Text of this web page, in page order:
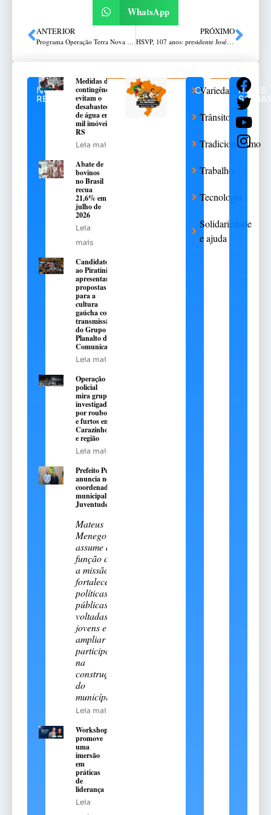
WhatsApp
ANTERIOR
Programa Operação Terra Nova é apresentado em Passo Fundo
PRÓXIMO
HSVP, 107 anos: presidente José Miguel Rodrigues da Silva concede entrevista
NOTÍCIAS
RELACIONADAS
Medidas de
contingência
evitam o
desabastecimento
de água em 376
mil imóveis no
RS
Leia mais
Abate de
bovinos
no Brasil
recua
21,6% em
julho de
2026
Leia
mais
Candidatos
ao Piratini
apresentarão
propostas
para a
cultura
gaúcha com
transmissão
do Grupo
Planalto de
Comunicação
Leia mais
Operação
policial
mira grupo
investigado
por roubos
e furtos em
Carazinho
e região
Leia mais
Prefeito Pedro
anuncia novo
coordenador
municipal da
Juventude
Mateus
Menegotto
assume a
função com
a missão de
fortalecer
políticas
públicas
voltadas aos
jovens e
ampliar sua
participação
na
construção
do
município
Leia mais
Workshop
promove
uma
imersão
em
práticas
de
liderança
Leia
CATEGORIAS
Variedades
Trânsito
Tradicionalismo
Trabalho
Tecnologia
Solidariedade
e ajuda
REDES